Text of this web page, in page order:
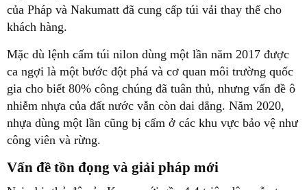
của Pháp và Nakumatt đã cung cấp túi vải thay thế cho
khách hàng.
Mặc dù lệnh cấm túi nilon dùng một lần năm 2017 được
ca ngợi là một bước đột phá và cơ quan môi trường quốc
gia cho biết 80% công chúng đã tuân thủ, nhưng vấn đề ô
nhiễm nhựa của đất nước vẫn còn dai dẳng. Năm 2020,
nhựa dùng một lần cũng bị cấm ở các khu vực bảo vệ như
công viên và rừng.
Vấn đề tồn đọng và giải pháp mới